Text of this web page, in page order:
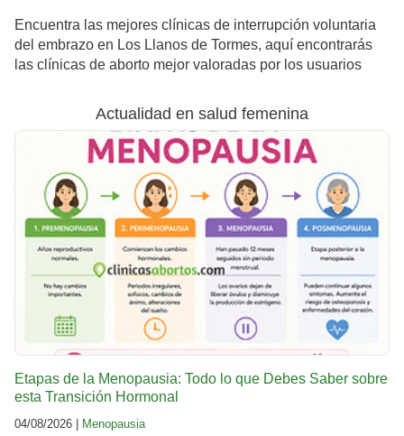
Encuentra las mejores clínicas de interrupción voluntaria
del embrazo en Los Llanos de Tormes, aquí encontrarás
las clínicas de aborto mejor valoradas por los usuarios
Actualidad en salud femenina
Etapas de la Menopausia: Todo lo que Debes Saber sobre
esta Transición Hormonal
04/08/2026 | Menopausia